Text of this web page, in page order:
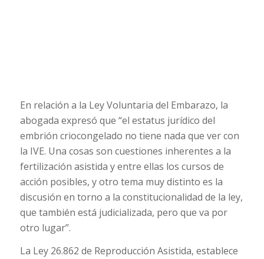
En relación a la Ley Voluntaria del Embarazo, la
abogada expresó que “el estatus jurídico del
embrión criocongelado no tiene nada que ver con
la IVE. Una cosas son cuestiones inherentes a la
fertilización asistida y entre ellas los cursos de
acción posibles, y otro tema muy distinto es la
discusión en torno a la constitucionalidad de la ley,
que también está judicializada, pero que va por
otro lugar”.
La Ley 26.862 de Reproducción Asistida, establece